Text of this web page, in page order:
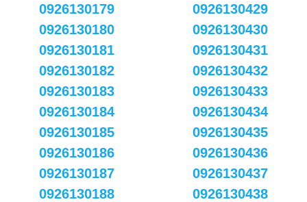
0926130179
0926130180
0926130181
0926130182
0926130183
0926130184
0926130185
0926130186
0926130187
0926130188
0926130429
0926130430
0926130431
0926130432
0926130433
0926130434
0926130435
0926130436
0926130437
0926130438